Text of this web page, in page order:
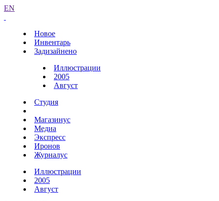
EN
Новое
Инвентарь
Задизайнено
Иллюстрации
2005
Август
Студия
Магазинус
Медиа
Экспресс
Иронов
Журналус
Иллюстрации
2005
Август